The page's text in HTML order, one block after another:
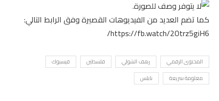
كما تضم العديد من الفيديوهات القصيرة وفق الرابط التالي:
https://fb.watch/2Otrz5giH6/
المحتوى الرقمي رهف الشولي فلسطين
فيسبوك
معلومة سريعة
نابلس